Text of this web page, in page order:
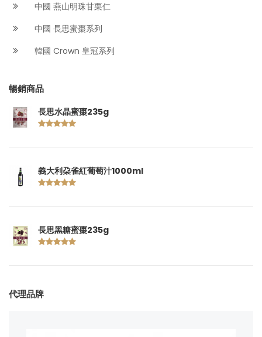
中國 燕山明珠甘栗仁
中國 長思蜜棗系列
韓國 Crown 皇冠系列
暢銷商品
長思水晶蜜棗235g
義大利朶雀紅葡萄汁1000ml
長思黑糖蜜棗235g
代理品牌